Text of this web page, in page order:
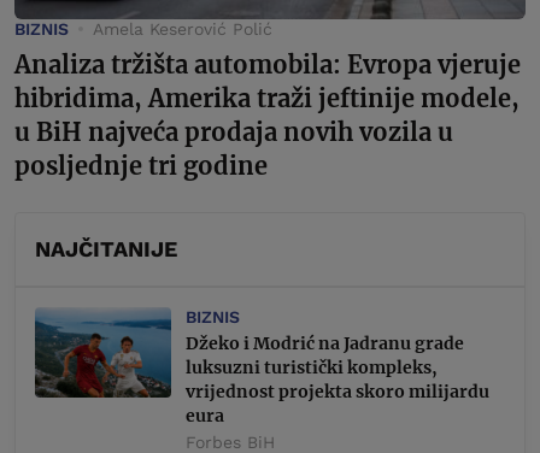
BIZNIS Amela Keserović Polić
Analiza tržišta automobila: Evropa vjeruje
hibridima, Amerika traži jeftinije modele,
u BiH najveća prodaja novih vozila u
posljednje tri godine
NAJČITANIJE
BIZNIS
Džeko i Modrić na Jadranu grade
luksuzni turistički kompleks,
vrijednost projekta skoro milijardu
eura
Forbes BiH